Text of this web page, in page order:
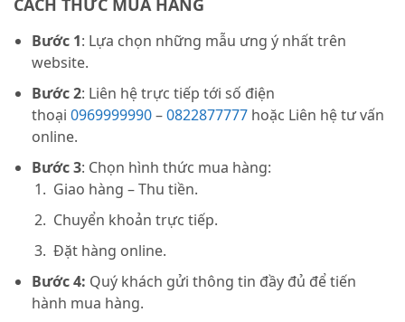
Bước 1: Lựa chọn những mẫu ưng ý nhất trên
website.
Bước 2: Liên hệ trực tiếp tới số điện
thoại 0969999990–0822877777 hoặc Liên hệ tư vấn
online.
Bước 3: Chọn hình thức mua hàng:
Giao hàng – Thu tiền.
Chuyển khoản trực tiếp.
Đặt hàng online.
Bước 4: Quý khách gửi thông tin đầy đủ để tiến
hành mua hàng.